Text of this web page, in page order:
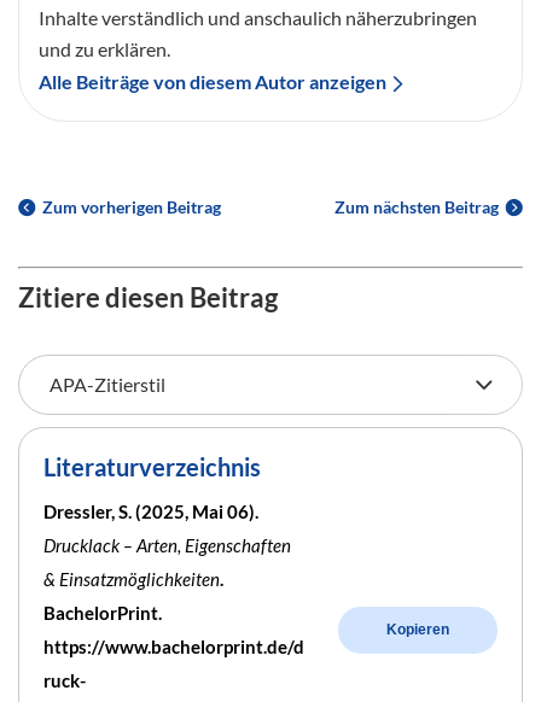
Inhalte verständlich und anschaulich näherzubringen
und zu erklären.
Alle Beiträge von diesem Autor anzeigen
Zum vorherigen Beitrag Zum nächsten Beitrag
Zitiere diesen Beitrag
Literaturverzeichnis
Dressler, S. (2025, Mai 06).
Drucklack – Arten, Eigenschaften
& Einsatzmöglichkeiten.
BachelorPrint.
https://www.bachelorprint.de/d
ruck-
Kopieren